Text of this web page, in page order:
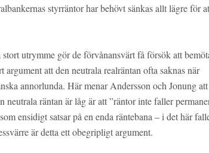
styrräntor har behövt sänkas allt lägre för
utrymme gör de förvånansvärt få försök att
att den neutrala realräntan ofta saknas när
annorlunda. Här menar Andersson och Jonung
räntan är låg är att ”räntor inte faller
ensidigt satsar på en enda räntebana – i det här
är detta ett obegripligt argument.